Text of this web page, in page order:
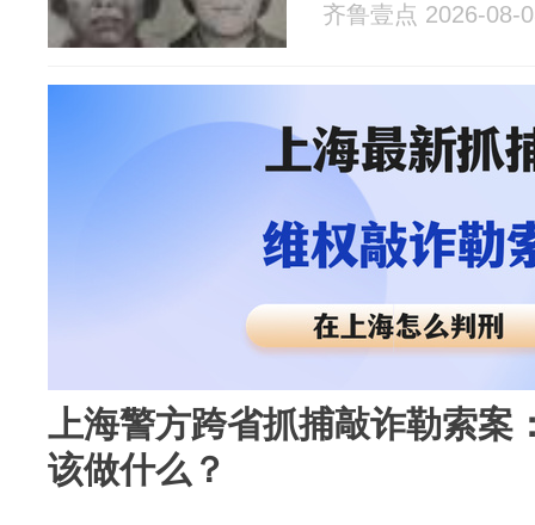
齐鲁壹点 2026-08-
上海警方跨省抓捕敲诈勒索案
该做什么？